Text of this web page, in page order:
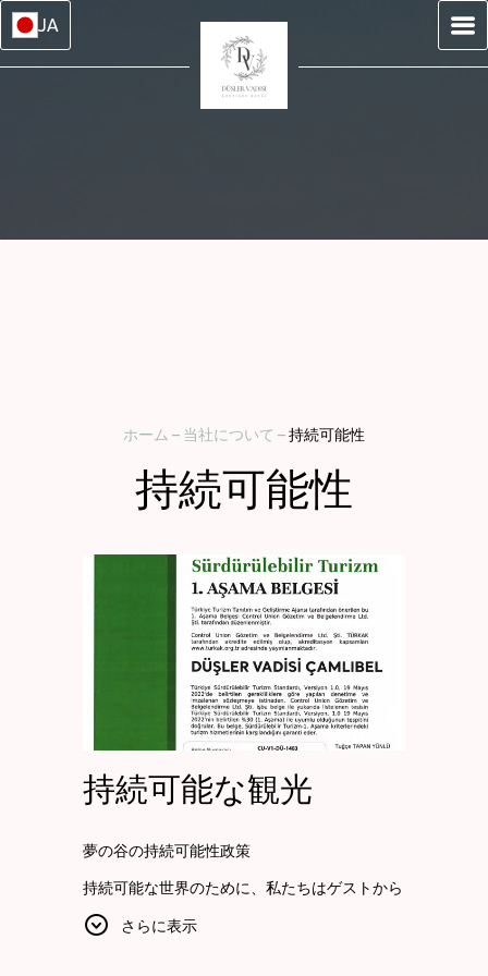
JA
ホーム – 当社について –持続可能性
持続可能性
持続可能な観光
夢の谷の持続可能性政策
持続可能な世界のために、私たちはゲストから
受け取った提案や苦情の評価、解決、フィード
バックを重視しています。
さらに表示